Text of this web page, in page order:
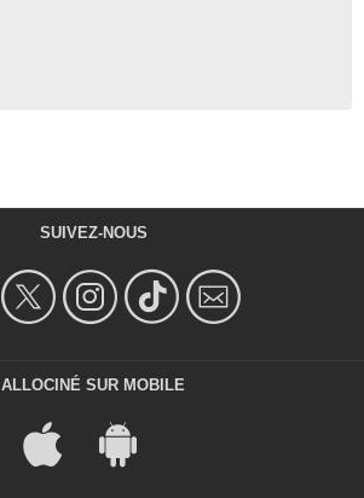
SUIVEZ-NOUS
ALLOCINÉ SUR MOBILE